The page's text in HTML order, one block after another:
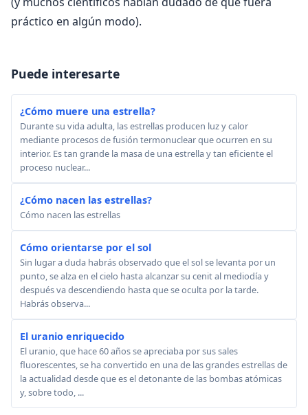
práctico en algún modo).
Puede interesarte
¿Cómo muere una estrella?
Durante su vida adulta, las estrellas producen luz y calor
mediante procesos de fusión termonuclear que ocurren en su
interior. Es tan grande la masa de una estrella y tan eficiente el
proceso nuclear...
¿Cómo nacen las estrellas?
Cómo nacen las estrellas
Cómo orientarse por el sol
Sin lugar a duda habrás observado que el sol se levanta por un
punto, se alza en el cielo hasta alcanzar su cenit al mediodía y
después va descendiendo hasta que se oculta por la tarde.
Habrás observa...
El uranio enriquecido
El uranio, que hace 60 años se apreciaba por sus sales
fluorescentes, se ha convertido en una de las grandes estrellas de
la actualidad desde que es el detonante de las bombas atómicas
y, sobre todo, ...